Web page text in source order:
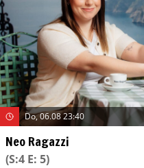
Do, 06.08 23:40
Neo Ragazzi
(S:4 E: 5)